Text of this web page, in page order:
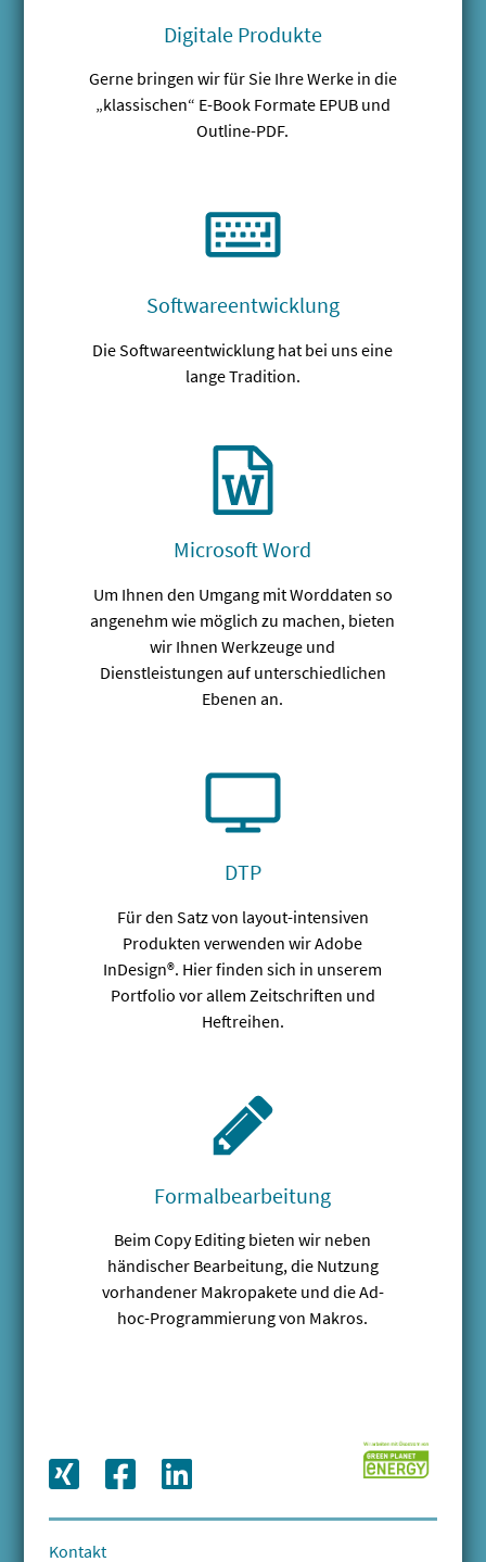
Digitale Produkte
Gerne bringen wir für Sie Ihre Werke in die
„klassischen“ E-Book Formate EPUB und
Outline-PDF.
Softwareentwicklung
Die Softwareentwicklung hat bei uns eine
lange Tradition.
Microsoft Word
Um Ihnen den Umgang mit Worddaten so
angenehm wie möglich zu machen, bieten
wir Ihnen Werkzeuge und
Dienstleistungen auf unterschiedlichen
Ebenen an.
DTP
Für den Satz von layout-intensiven
Produkten verwenden wir Adobe
InDesign®. Hier finden sich in unserem
Portfolio vor allem Zeitschriften und
Heftreihen.
Formalbearbeitung
Beim Copy Editing bieten wir neben
händischer Bearbeitung, die Nutzung
vorhandener Makropakete und die Ad-
hoc-Programmierung von Makros.
Kontakt